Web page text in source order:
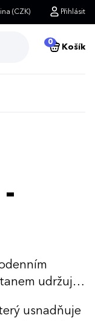
(CZK) Přihlásit
0
Košík
udržuje
usnadňuje